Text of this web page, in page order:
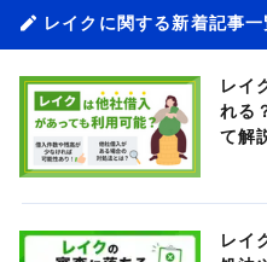
レイクに関する新着記事一
レイ
れる
て解
レイ